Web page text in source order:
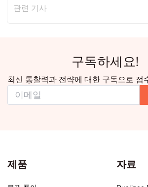
관련 기사
구독하세요!
최신 통찰력과 전략에 대한 구독으로 점
제품 자료